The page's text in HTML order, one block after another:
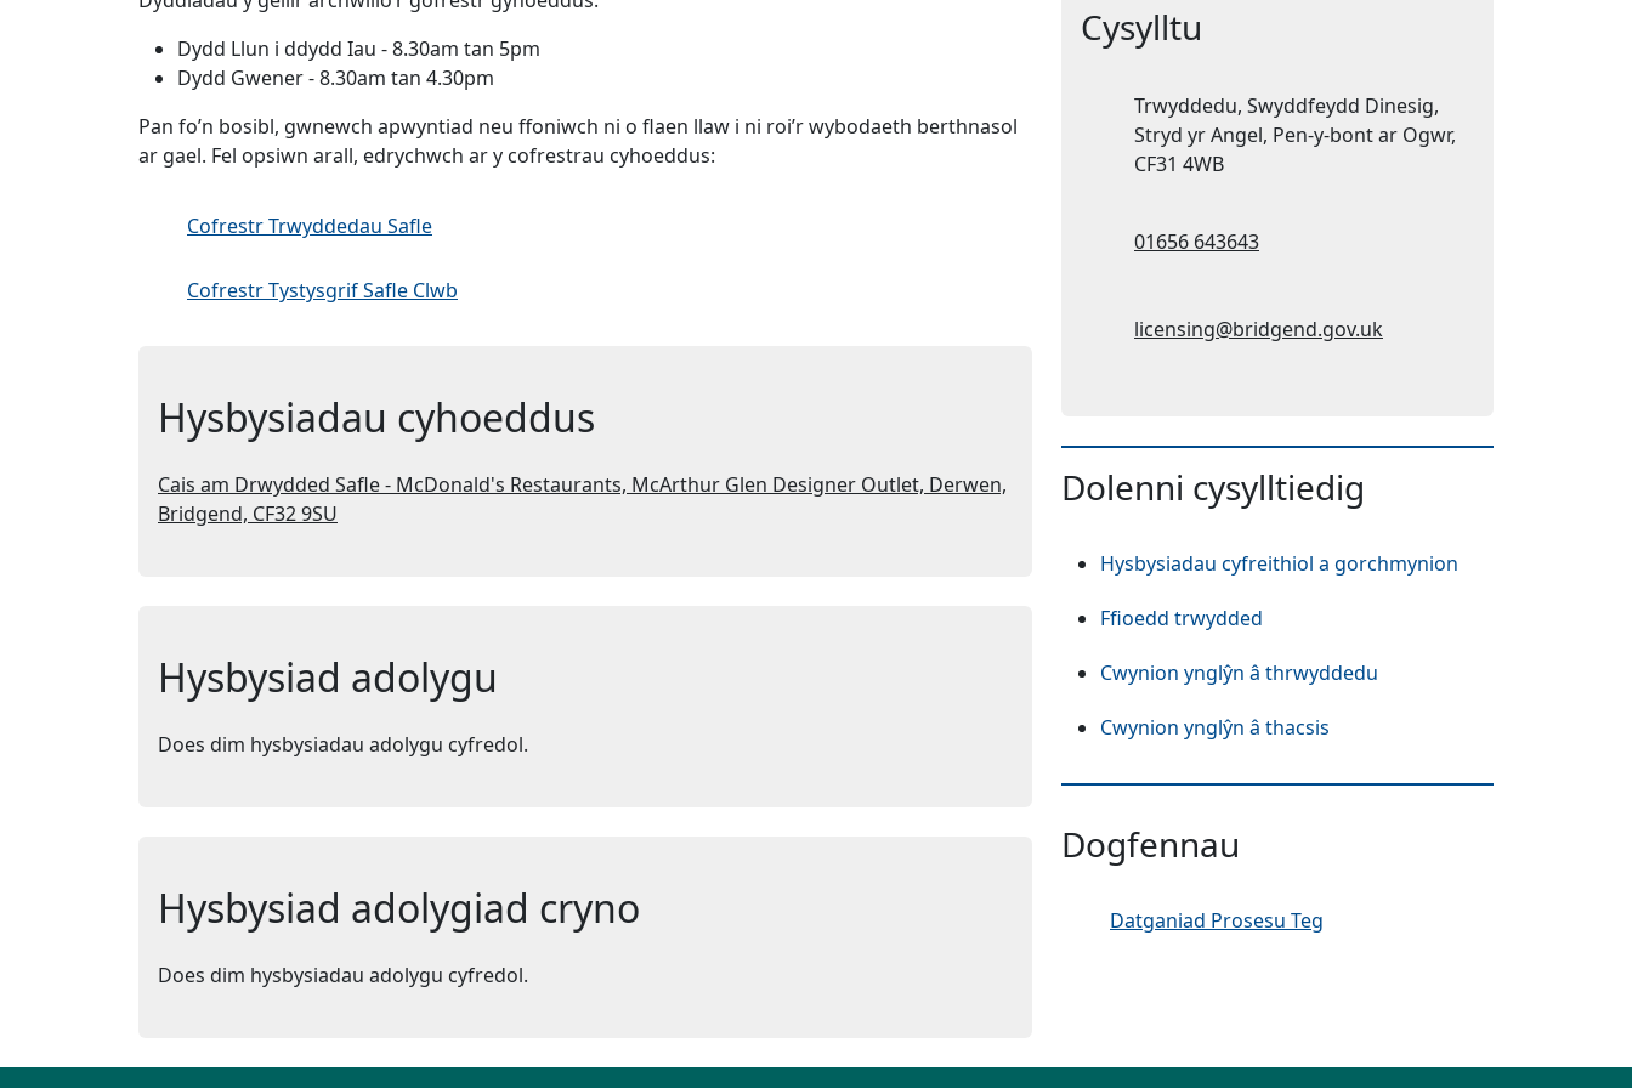
Dydd Llun i ddydd Iau - 8.30am tan 5pm
Dydd Gwener - 8.30am tan 4.30pm
Pan fo’n bosibl, gwnewch apwyntiad neu ffoniwch ni o flaen llaw i ni roi’r wybodaeth berthnasol
ar gael. Fel opsiwn arall, edrychwch ar y cofrestrau cyhoeddus:
Cofrestr Trwyddedau Safle
Cofrestr Tystysgrif Safle Clwb
Hysbysiadau cyhoeddus
Cais am Drwydded Safle - McDonald's Restaurants, McArthur Glen Designer Outlet, Derwen,
Bridgend, CF32 9SU
Hysbysiad adolygu
Does dim hysbysiadau adolygu cyfredol.
Hysbysiad adolygiad cryno
Does dim hysbysiadau adolygu cyfredol.
Cysylltu
Cyfeiriad:
Trwyddedu, Swyddfeydd Dinesig,
Stryd yr Angel, Pen-y-bont ar Ogwr,
CF31 4WB
Ffôn:
01656 643643
Cyfeiriad ebost:
licensing@bridgend.gov.uk
Dolenni cysylltiedig
Hysbysiadau cyfreithiol a gorchmynion
Ffioedd trwydded
Cwynion ynglŷn â thrwyddedu
Cwynion ynglŷn â thacsis
Dogfennau
Datganiad Prosesu Teg